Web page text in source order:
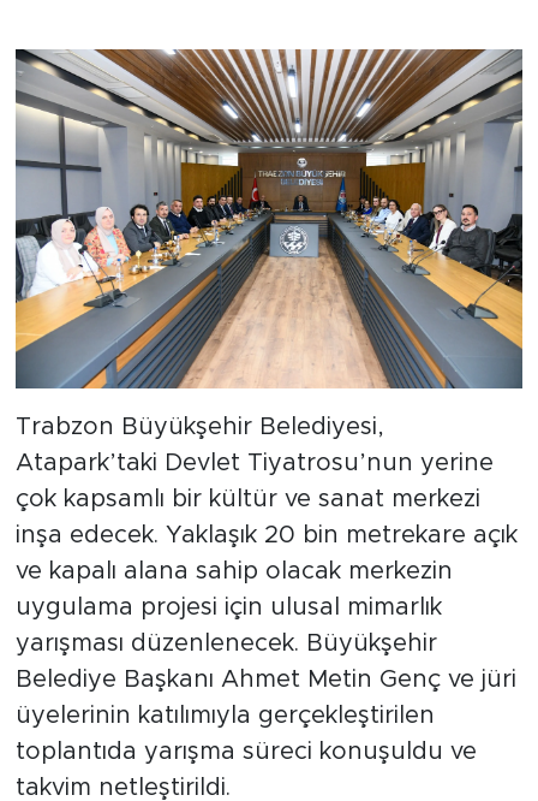
Trabzon Büyükşehir Belediyesi,
Atapark’taki Devlet Tiyatrosu’nun yerine
çok kapsamlı bir kültür ve sanat merkezi
inşa edecek. Yaklaşık 20 bin metrekare açık
ve kapalı alana sahip olacak merkezin
uygulama projesi için ulusal mimarlık
yarışması düzenlenecek. Büyükşehir
Belediye Başkanı Ahmet Metin Genç ve jüri
üyelerinin katılımıyla gerçekleştirilen
toplantıda yarışma süreci konuşuldu ve
takvim netleştirildi.